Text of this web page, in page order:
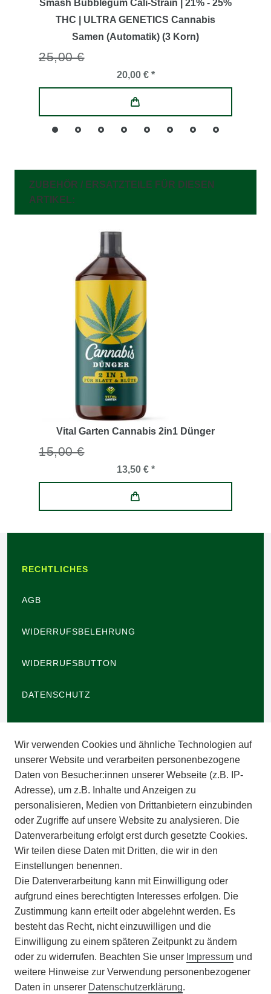
Smash Bubblegum Cali-Strain | 21% - 25%
THC | ULTRA GENETICS Cannabis
Samen (Automatik) (3 Korn)
25,00 €
20,00 € *
ZUBEHÖR / ERSATZTEILE FÜR DIESEN
ARTIKEL:
Vital Garten Cannabis 2in1 Dünger
15,00 €
13,50 € *
RECHTLICHES
AGB
WIDERRUFSBELEHRUNG
WIDERRUFSBUTTON
DATENSCHUTZ
IMPRESSUM
INFORMATIONEN
ZAHLUNGSARTEN
VERSAND
BATTERIEENTSORGUNG
VERANSTALTUNGEN
APOTHEKERSCHRANK
WISSENSWERTES
Wir verwenden Cookies und ähnliche Technologien auf
unserer Website und verarbeiten personenbezogene
Daten von Besucher:innen unserer Webseite (z.B. IP-
Adresse), um z.B. Inhalte und Anzeigen zu
personalisieren, Medien von Drittanbietern einzubinden
oder Zugriffe auf unsere Website zu analysieren. Die
Datenverarbeitung erfolgt erst durch gesetzte Cookies.
Wir teilen diese Daten mit Dritten, die wir in den
Einstellungen benennen.
Die Datenverarbeitung kann mit Einwilligung oder
aufgrund eines berechtigten Interesses erfolgen. Die
Zustimmung kann erteilt oder abgelehnt werden. Es
besteht das Recht, nicht einzuwilligen und die
Einwilligung zu einem späteren Zeitpunkt zu ändern
oder zu widerrufen. Beachten Sie unser Impressum und
weitere Hinweise zur Verwendung personenbezogener
Daten in unserer Daten­schutz­erklärung.